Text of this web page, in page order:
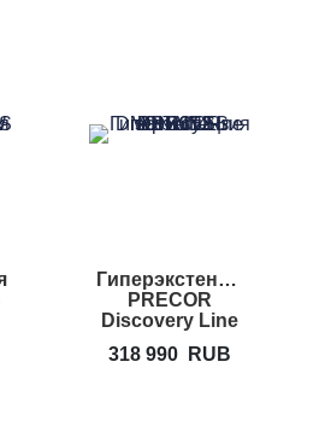
Гиперэкстензия
PRECOR
Discovery Line
318 990 RUB